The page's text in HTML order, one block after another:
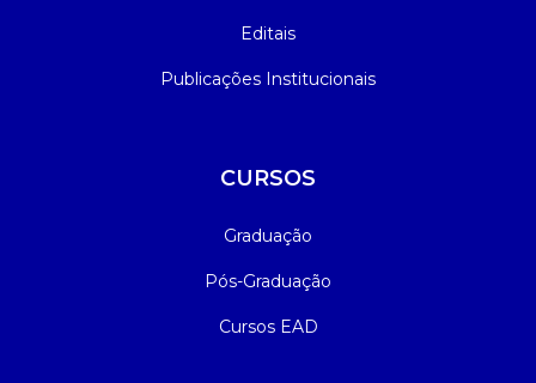
Editais
Publicações Institucionais
CURSOS
Graduação
Pós-Graduação
Cursos EAD